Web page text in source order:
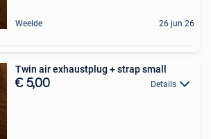
Weelde 26 jun 26
Twin air exhaustplug + strap small
€ 5,00 Details